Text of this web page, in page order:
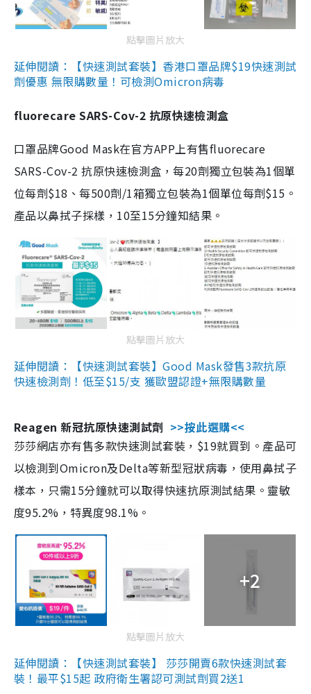
點擊圖片放大
延伸閱讀：【快速測試套裝】香港口罩品牌$19快速測試
劑優惠 無限購數量！可檢測Omicron病毒
fluorecare SARS-Cov-2 抗原快速檢測盒
口罩品牌Good Mask在官方APP上有售fluorecare
SARS-Cov-2 抗原快速檢測盒，每20劑獨立包裝為1個單
位每劑$18、每500劑/1箱獨立包裝為1個單位每劑$15。
產品以鼻拭子採樣，10至15分鐘知結果。
點擊圖片放大
延伸閱讀：【快速測試套裝】Good Mask發售3款抗原
快速檢測劑！低至$15/支 獲歐盟認證+無限購數量
Reagen 新冠抗原快速測試劑 >>按此選購<<
莎莎網店亦有售多款快速測試套裝，$19就買到。產品可
以檢測到Omicron及Delta等新型冠狀病毒，使用鼻拭子
樣本，只需15分鐘就可以取得快速抗原測試結果。靈敏
度95.2%，特異度98.1%。
+2
點擊圖片放大
延伸閱讀：【快速測試套裝】 莎莎開賣6款快速測試套
裝！最平$15起 政府衛生署認可測試劑買2送1